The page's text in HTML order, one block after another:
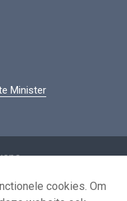
Minister
cookies. Om